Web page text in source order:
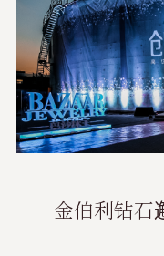
金伯利钻石